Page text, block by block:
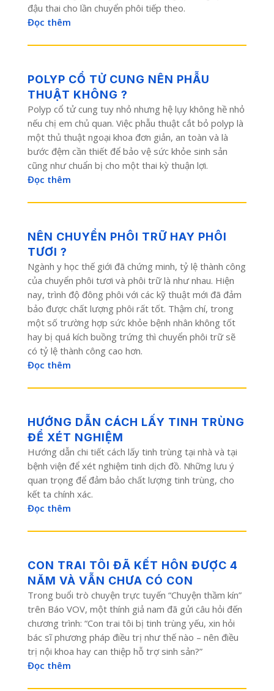
đậu thai cho lần chuyển phôi tiếp theo.
Đọc thêm
POLYP CỔ TỬ CUNG NÊN PHẪU
THUẬT KHÔNG ?
Polyp cổ tử cung tuy nhỏ nhưng hệ lụy không hề nhỏ
nếu chị em chủ quan. Việc phẫu thuật cắt bỏ polyp là
một thủ thuật ngoại khoa đơn giản, an toàn và là
bước đệm cần thiết để bảo vệ sức khỏe sinh sản
cũng như chuẩn bị cho một thai kỳ thuận lợi.
Đọc thêm
NÊN CHUYỂN PHÔI TRỮ HAY PHÔI
TƯƠI ?
Ngành y học thế giới đã chứng minh, tỷ lệ thành công
của chuyển phôi tươi và phôi trữ là như nhau. Hiện
nay, trình độ đông phôi với các kỹ thuật mới đã đảm
bảo được chất lượng phôi rất tốt. Thậm chí, trong
một số trường hợp sức khỏe bệnh nhân không tốt
hay bị quá kích buồng trứng thì chuyển phôi trữ sẽ
có tỷ lệ thành công cao hơn.
Đọc thêm
HƯỚNG DẪN CÁCH LẤY TINH TRÙNG
ĐỂ XÉT NGHIỆM
Hướng dẫn chi tiết cách lấy tinh trùng tại nhà và tại
bệnh viện để xét nghiệm tinh dịch đồ. Những lưu ý
quan trọng để đảm bảo chất lượng tinh trùng, cho
kết ta chính xác.
Đọc thêm
CON TRAI TÔI ĐÃ KẾT HÔN ĐƯỢC 4
NĂM VÀ VẪN CHƯA CÓ CON
Trong buổi trò chuyện trực tuyến “Chuyện thầm kín”
trên Báo VOV, một thính giả nam đã gửi câu hỏi đến
chương trình: “Con trai tôi bị tinh trùng yếu, xin hỏi
bác sĩ phương pháp điều trị như thế nào – nên điều
trị nội khoa hay can thiệp hỗ trợ sinh sản?”
Đọc thêm